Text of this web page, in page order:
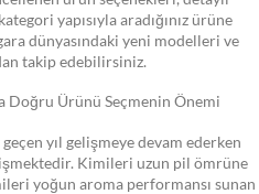
yapısıyla aradığınız ürüne
dünyasındaki yeni modelleri ve
takip edebilirsiniz.
Doğru Ürünü Seçmenin Önemi
yıl gelişmeye devam ederken
Kimileri uzun pil ömrüne
yoğun aroma performansı sunan